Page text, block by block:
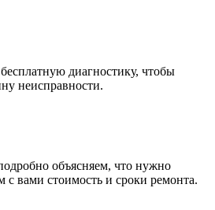
диагностику, чтобы
неисправности.
объясняем, что нужно
с вами стоимость и сроки ремонта.